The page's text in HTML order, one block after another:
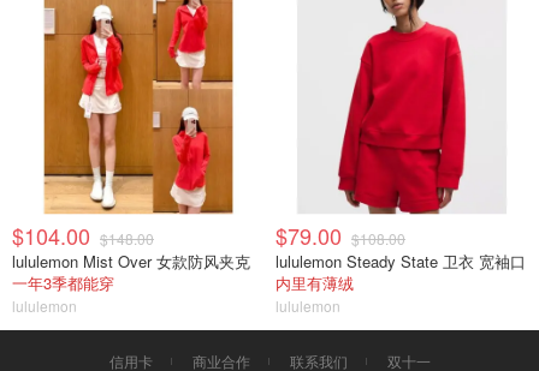
$104.00 $148.00
lululemon Mist Over 女款防风夹克
一年3季都能穿
lululemon
$79.00 $108.00
lululemon Steady State 卫衣 宽袖口
内里有薄绒
lululemon
信用卡 商业合作 联系我们 双十一